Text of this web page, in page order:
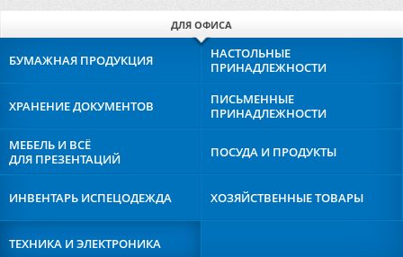
ДЛЯ ОФИСА
БУМАЖНАЯ ПРОДУКЦИЯ
НАСТОЛЬНЫЕ
ПРИНАДЛЕЖНОСТИ
ХРАНЕНИЕДОКУМЕНТОВ
ПИСЬМЕННЫЕ
ПРИНАДЛЕЖНОСТИ
МЕБЕЛЬ И ВСЁ
ДЛЯ ПРЕЗЕНТАЦИЙ
ПОСУДА И ПРОДУКТЫ
ИНВЕНТАРЬ ИСПЕЦОДЕЖДА ХОЗЯЙСТВЕННЫЕТОВАРЫ
ТЕХНИКА ИЭЛЕКТРОНИКА